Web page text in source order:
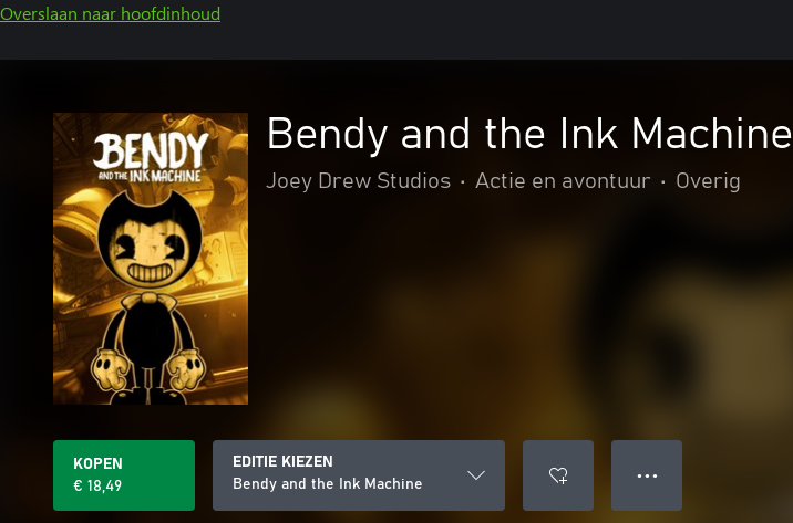
Overslaan naar hoofdinhoud
Bendy and the Ink Machine
Joey Drew Studios • Actie en avontuur • Overig
KOPEN
€ 18,49
EDITIE KIEZEN
Bendy and the Ink Machine
● ● ●